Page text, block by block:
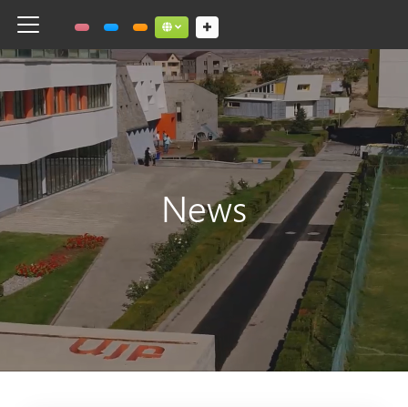
Toggle navigation Social links dropdown button
News